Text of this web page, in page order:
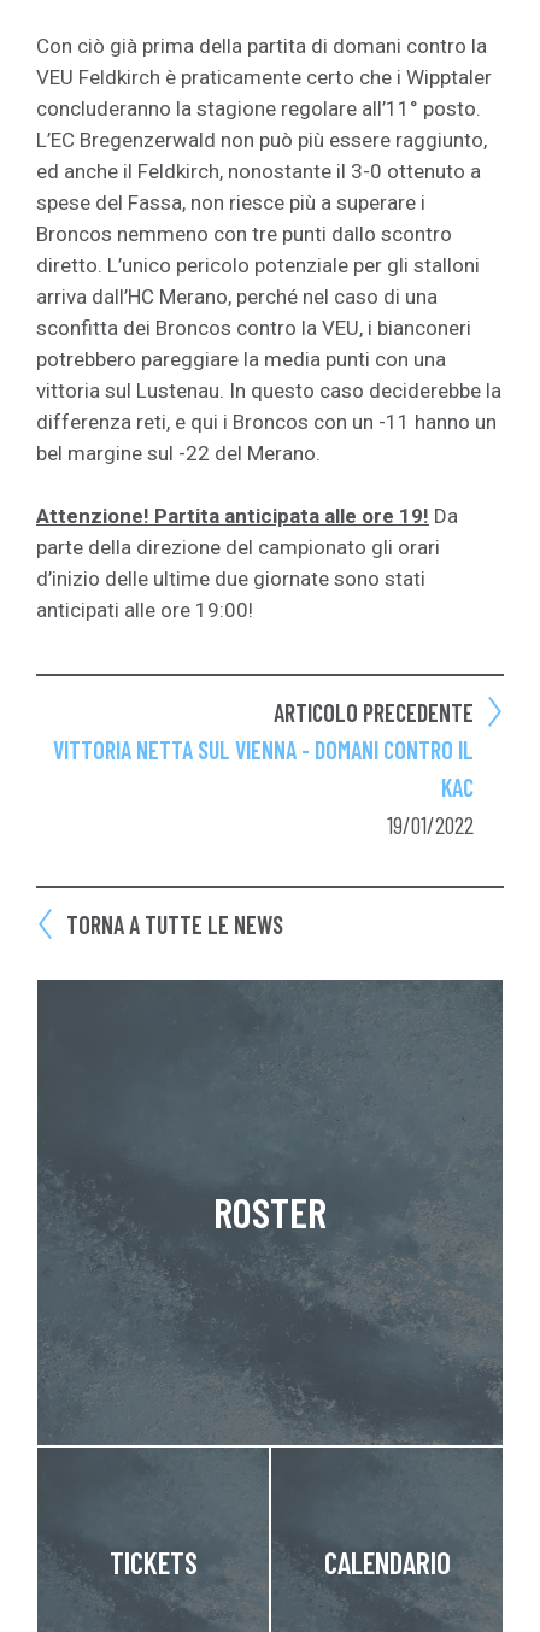
Con ciò già prima della partita di domani contro la
VEU Feldkirch è praticamente certo che i Wipptaler
concluderanno la stagione regolare all’11° posto.
L’EC Bregenzerwald non può più essere raggiunto,
ed anche il Feldkirch, nonostante il 3-0 ottenuto a
spese del Fassa, non riesce più a superare i
Broncos nemmeno con tre punti dallo scontro
diretto. L’unico pericolo potenziale per gli stalloni
arriva dall’HC Merano, perché nel caso di una
sconfitta dei Broncos contro la VEU, i bianconeri
potrebbero pareggiare la media punti con una
vittoria sul Lustenau. In questo caso deciderebbe la
differenza reti, e qui i Broncos con un -11 hanno un
bel margine sul -22 del Merano.
Attenzione! Partita anticipata alle ore 19! Da
parte della direzione del campionato gli orari
d’inizio delle ultime due giornate sono stati
anticipati alle ore 19:00!
ARTICOLO PRECEDENTE
VITTORIA NETTA SUL VIENNA - DOMANI CONTRO IL
KAC
19/01/2022
TORNA A TUTTE LE NEWS
ROSTER
TICKETS CALENDARIO